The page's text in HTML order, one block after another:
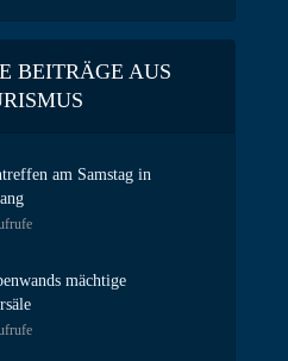
BEITRÄGE AUS
am Samstag in
mächtige